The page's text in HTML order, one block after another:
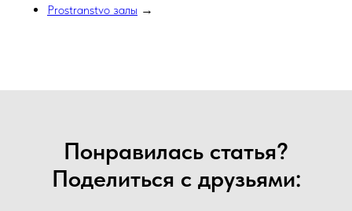
Prostranstvo залы →
Понравилась статья?
Поделиться с друзьями: